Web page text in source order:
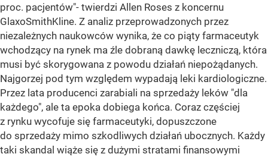
proc. pacjentów"- twierdzi Allen Roses z koncernu
GlaxoSmithKline. Z analiz przeprowadzonych przez
niezależnych naukowców wynika, że co piąty farmaceutyk
wchodzący na rynek ma źle dobraną dawkę leczniczą, która
musi być skorygowana z powodu działań niepożądanych.
Najgorzej pod tym względem wypadają leki kardiologiczne.
Przez lata producenci zarabiali na sprzedaży leków "dla
każdego", ale ta epoka dobiega końca. Coraz częściej
z rynku wycofuje się farmaceutyki, dopuszczone
do sprzedaży mimo szkodliwych działań ubocznych. Każdy
taki skandal wiąże się z dużymi stratami finansowymi